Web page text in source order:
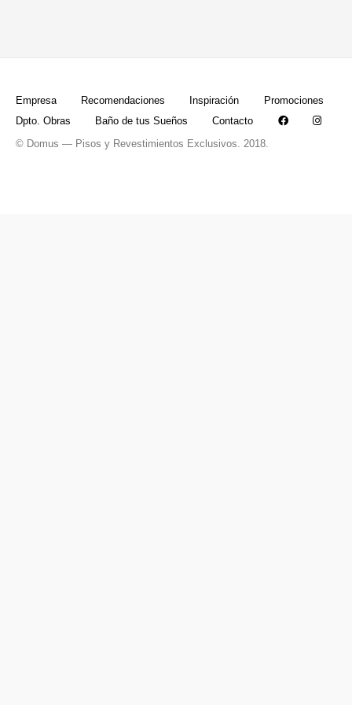
Empresa Recomendaciones Inspiración
Promociones
Dpto. Obras
Baño de tus Sueños
Contacto
© Domus — Pisos y Revestimientos Exclusivos. 2018.